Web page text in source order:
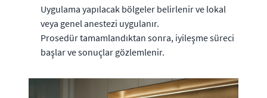
Uygulama yapılacak bölgeler belirlenir ve lokal
veya genel anestezi uygulanır.
Prosedür tamamlandıktan sonra, iyileşme süreci
başlar ve sonuçlar gözlemlenir.